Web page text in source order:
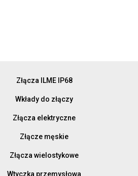
Złącza ILME IP68
Wkłady do złączy
Złącza elektryczne
Złącze męskie
Złącza wielostykowe
Wtyczka przemysłowa